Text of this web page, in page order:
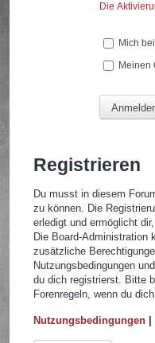
Die
Mich
Meinen
Registrieren
Du musst in diesem
zu können. Die
erledigt und ermöglicht
Die Board-Administration
zusätzliche
Nutzungsbedingungen
du dich registrierst. Bitte
Forenregeln, wenn du
Nutzungsbedingungen |